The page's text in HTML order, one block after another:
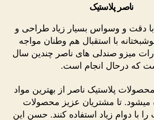
ناصر پلاستیک
دقت و وسواس بسیار زیاد طراحی و
با استقبال هم وطنان مواجه
میزو صندلی های ناصر چندین سال
که درحال انجام است.
محصولات پلاستیک ناصر از بهترین مواد
میشود. تا مشتریان عزیز محصولات
با دوام زیاد استفاده کنند. حسن این